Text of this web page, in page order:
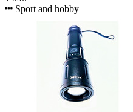
Sport and hobby